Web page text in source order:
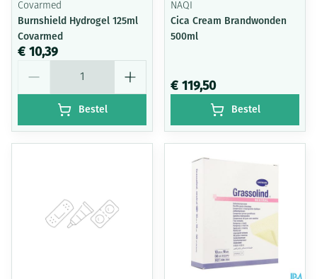
Covarmed
Burnshield Hydrogel 125ml
Covarmed
€ 10,39
Bestel
NAQI
Cica Cream Brandwonden
500ml
€ 119,50
Bestel